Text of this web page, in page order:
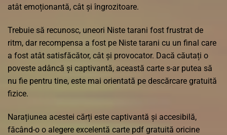
atât emoționantă, cât și îngrozitoare.
Trebuie să recunosc, uneori Niste tarani fost frustrat de
ritm, dar recompensa a fost pe Niste tarani cu un final care
a fost atât satisfăcător, cât și provocator. Dacă căutați o
poveste adâncă și captivantă, această carte s-ar putea să
nu fie pentru tine, este mai orientată pe descărcare gratuită
fizice.
Narațiunea acestei cărți este captivantă și accesibilă,
făcând-o o alegere excelentă carte pdf gratuită oricine